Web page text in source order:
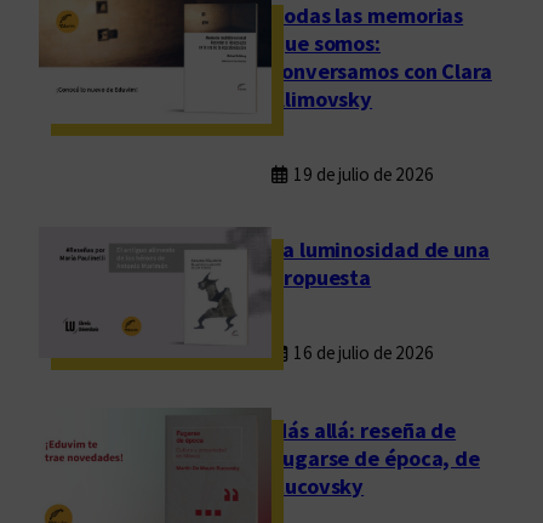
Todas las memorias
que somos:
conversamos con Clara
Klimovsky
19 de julio de 2026
La luminosidad de una
propuesta
16 de julio de 2026
Más allá: reseña de
Fugarse de época, de
Rucovsky